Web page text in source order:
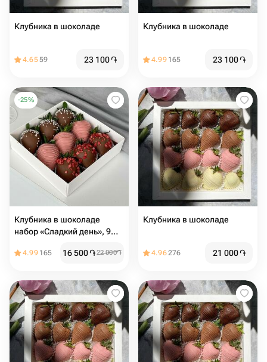
Клубника в шоколаде
4.6559 23 100֏
Клубника в шоколаде
4.99 165 23 100֏
-25%
Клубника в шоколаде
набор «Сладкий день», 9
4.99 165 16 500֏22 000֏
Клубника в шоколаде
4.96276 21 000֏